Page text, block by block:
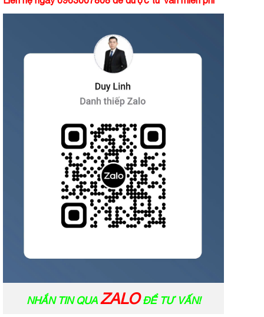
NHẮN TIN QUA ZALOĐỂ TƯ VẤN!